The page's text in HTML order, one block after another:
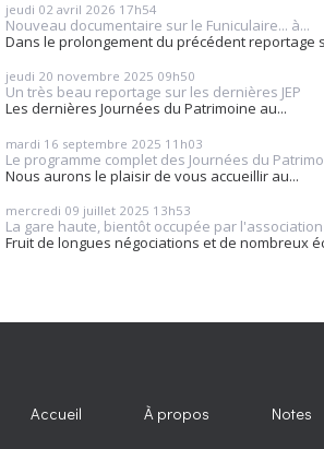
jeudi 02 avril 2026 17h54
Nouveau documentaire sur le Funiculaire... à...
Dans le prolongement du précédent reportage
jeudi 20 novembre 2025 09h50
Un très beau reportage sur les dernières JEP
Les dernières Journées du Patrimoine au...
mardi 16 septembre 2025 11h03
Le programme complet des Journées du
Nous aurons le plaisir de vous accueillir au...
mercredi 09 juillet 2025 13h53
La gare haute, bientôt occupée par l'association
Fruit de longues négociations et de nombreux
Accueil À propos Notes